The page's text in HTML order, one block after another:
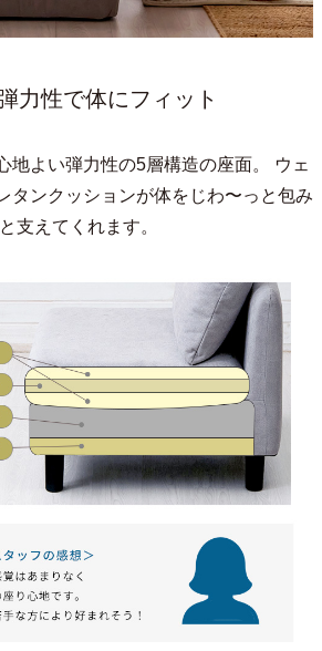
力性で体にフィット
地よい弾力性の5層構造の座面。 ウェ
タンクッションが体をじわ〜っと包み
支えてくれます。